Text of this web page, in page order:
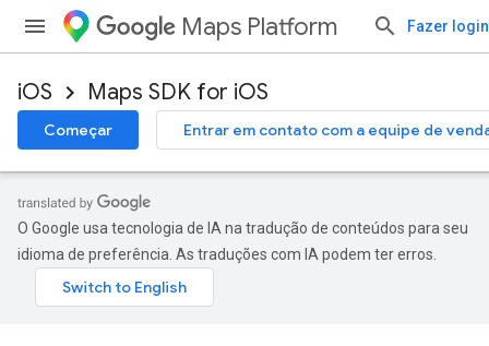
Maps Platform Fazer login
iOS Maps SDK for iOS
Começar Entrar em contato com a equipe de
O Google usa tecnologia de IA na tradução de conteúdos para seu
idioma de preferência. As traduções com IA podem ter erros.